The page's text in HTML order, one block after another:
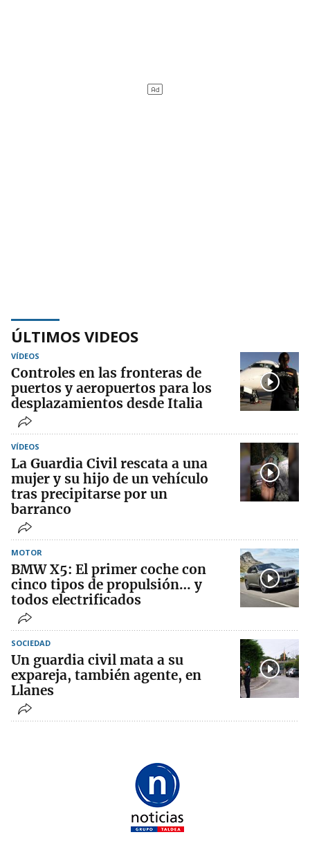
ÚLTIMOS VIDEOS
VÍDEOS
Controles en las fronteras de
puertos y aeropuertos para los
desplazamientos desde Italia
VÍDEOS
La Guardia Civil rescata a una
mujer y su hijo de un vehículo
tras precipitarse por un
barranco
MOTOR
BMW X5: El primer coche con
cinco tipos de propulsión… y
todos electrificados
SOCIEDAD
Un guardia civil mata a su
expareja, también agente, en
Llanes